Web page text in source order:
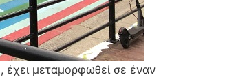
έχει μεταμορφωθεί σε έναν